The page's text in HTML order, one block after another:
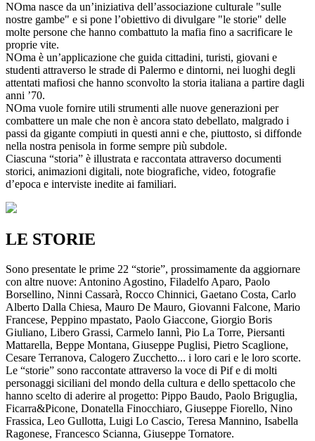
NOma nasce da un’iniziativa dell’associazione culturale "sulle
nostre gambe" e si pone l’obiettivo di divulgare "le storie" delle
molte persone che hanno combattuto la mafia fino a sacrificare le
proprie vite.
NOma è un’applicazione che guida cittadini, turisti, giovani e
studenti attraverso le strade di Palermo e dintorni, nei luoghi degli
attentati mafiosi che hanno sconvolto la storia italiana a partire dagli
anni ’70.
NOma vuole fornire utili strumenti alle nuove generazioni per
combattere un male che non è ancora stato debellato, malgrado i
passi da gigante compiuti in questi anni e che, piuttosto, si diffonde
nella nostra penisola in forme sempre più subdole.
Ciascuna “storia” è illustrata e raccontata attraverso documenti
storici, animazioni digitali, note biografiche, video, fotografie
d’epoca e interviste inedite ai familiari.
LE STORIE
Sono presentate le prime 22 “storie”, prossimamente da aggiornare
con altre nuove: Antonino Agostino, Filadelfo Aparo, Paolo
Borsellino, Ninni Cassarà, Rocco Chinnici, Gaetano Costa, Carlo
Alberto Dalla Chiesa, Mauro De Mauro, Giovanni Falcone, Mario
Francese, Peppino mpastato, Paolo Giaccone, Giorgio Boris
Giuliano, Libero Grassi, Carmelo Iannì, Pio La Torre, Piersanti
Mattarella, Beppe Montana, Giuseppe Puglisi, Pietro Scaglione,
Cesare Terranova, Calogero Zucchetto... i loro cari e le loro scorte.
Le “storie” sono raccontate attraverso la voce di Pif e di molti
personaggi siciliani del mondo della cultura e dello spettacolo che
hanno scelto di aderire al progetto: Pippo Baudo, Paolo Briguglia,
Ficarra&Picone, Donatella Finocchiaro, Giuseppe Fiorello, Nino
Frassica, Leo Gullotta, Luigi Lo Cascio, Teresa Mannino, Isabella
Ragonese, Francesco Scianna, Giuseppe Tornatore.